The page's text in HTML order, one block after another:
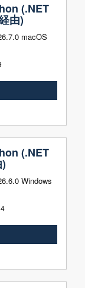
(.NET
由)
macOS
(.NET
Windows